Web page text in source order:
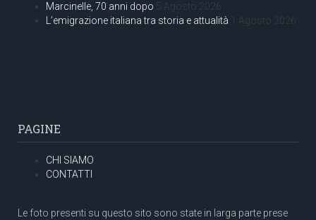
Marcinelle, 70 anni dopo 5 Agosto 2026
L’emigrazione italiana tra storia e attualità 1 Agosto 2026
PAGINE
CHI SIAMO
CONTATTI
Le foto presenti su questo sito sono state in larga parte prese